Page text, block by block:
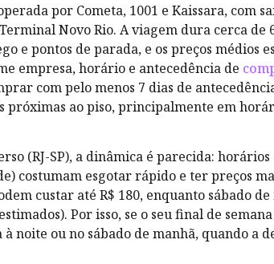
por Cometa, 1001 e Kaissara, com
Novo Rio. A viagem dura cerca de
e pontos de parada, e os preços médios
empresa, horário e antecedência de
com pelo menos 7 dias de
ao piso, principalmente em
(RJ-SP), a dinâmica é parecida:
costumam esgotar rápido e ter preços
custar até R$ 180, enquanto sábado
Por isso, se o seu final de
noite ou no sábado de manhã, quando a